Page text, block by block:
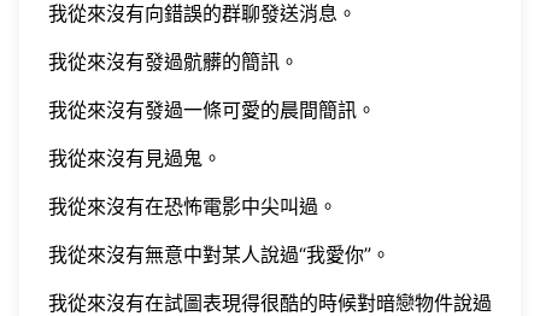
我從來沒有向錯誤的群聊發送消息。
我從來沒有發過骯髒的簡訊。
我從來沒有發過一條可愛的晨間簡訊。
我從來沒有見過鬼。
我從來沒有在恐怖電影中尖叫過。
我從來沒有無意中對某人說過“我愛你”。
我從來沒有在試圖表現得很酷的時候對暗戀物件說過